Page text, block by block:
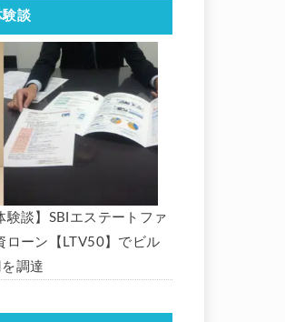
験談
験談】SBIエステートファ
ローン【LTV50】でビル
調達